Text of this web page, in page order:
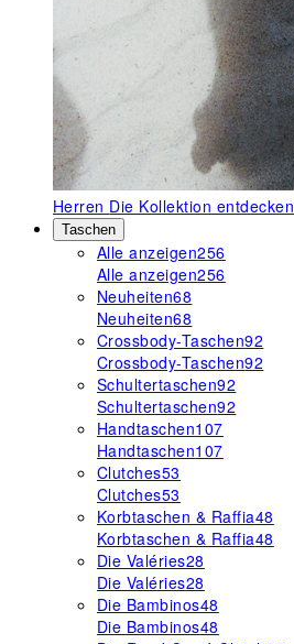
Herren Die Kollektion entdecken
Taschen
Alle anzeigen256
Alle anzeigen256
Neuheiten68
Neuheiten68
Crossbody-Taschen92
Crossbody-Taschen92
Schultertaschen92
Schultertaschen92
Handtaschen107
Handtaschen107
Clutches53
Clutches53
Korbtaschen & Raffia48
Korbtaschen & Raffia48
Die Valéries28
Die Valéries28
Die Bambinos48
Die Bambinos48